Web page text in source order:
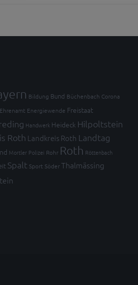
Bildung Bund Büchenbach Corona
Ehrenamt Energiewende Freistaat
Handwerk Heideck Hilpoltstein
Roth Landkreis Roth Landtag
Mortler Polizei Rohr Roth Röttenbach
Spalt Sport SöderThalmässing